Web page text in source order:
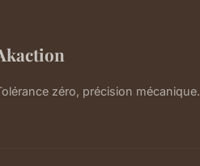
zéro, précision mécanique.